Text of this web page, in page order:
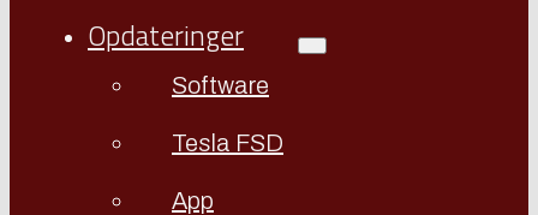
Opdateringer
Software
Tesla FSD
App